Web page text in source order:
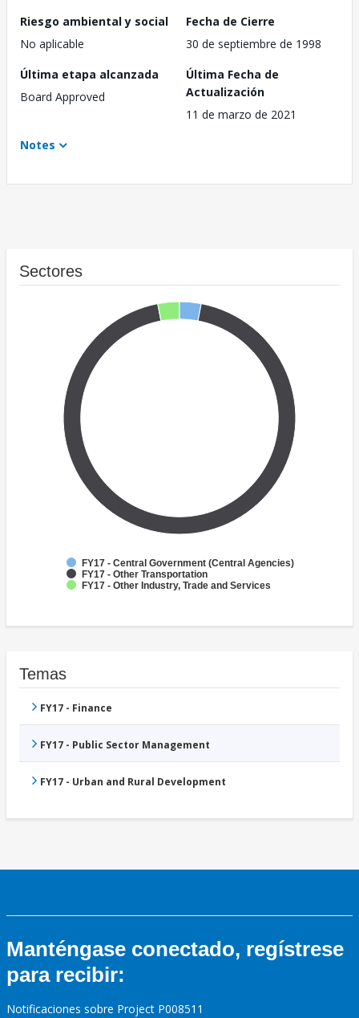
Riesgo ambiental y social
No aplicable
Fecha de Cierre
30 de septiembre de 1998
Última etapa alcanzada
Board Approved
Última Fecha de
Actualización
11 de marzo de 2021
Notes
Sectores
FY17 - Central Government (Central Agencies)
FY17 - Other Transportation
FY17 - Other Industry, Trade and Services
Temas
FY17 - Finance
FY17 - Public Sector Management
FY17 - Urban and Rural Development
Manténgase conectado, regístrese
para recibir:
Notificaciones sobre Project P008511